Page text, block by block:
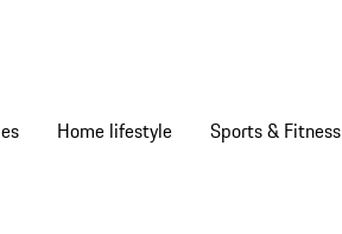
Home lifestyle Sports & Fitness